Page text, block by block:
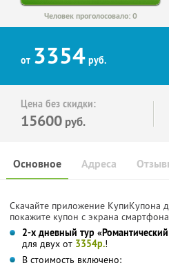
Человек проголосовало: 0
от 3354 руб.
Цена без скидки:
15600 руб.
Основное Адреса
Скачайте приложение КупиКупона
покажите купон с экрана
2-х дневный тур
для двух от 3354р.!
В стоимость включено: